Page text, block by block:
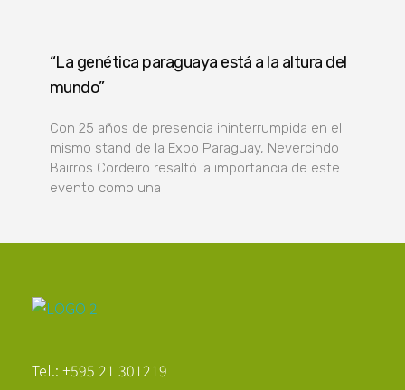
“La genética paraguaya está a la altura del
mundo”
Con 25 años de presencia ininterrumpida en el
mismo stand de la Expo Paraguay, Nevercindo
Bairros Cordeiro resaltó la importancia de este
evento como una
Tel.: +595 21 301219